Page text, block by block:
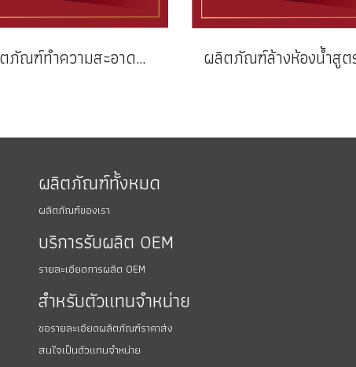
ผลิตภัณฑ์ทำความสะอาดพื้น กรีนพลัสสมาร์ท GREEN FOREST
ผลิตภัณฑ์ทั้งหมด
ผลิตภัณฑ์ของเรา
บริการรับผลิต OEM
รายละเอียดการผลิต OEM
สำหรับตัวแทนจำหน่าย
ขอรายละเอียดผลิตภัณฑ์ราคาส่ง
สนใจเป็นตัวแทนจำหน่าย